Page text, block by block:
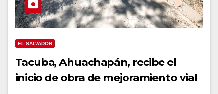
EL SALVADOR
Tacuba, Ahuachapán, recibe el
inicio de obra de mejoramiento vial